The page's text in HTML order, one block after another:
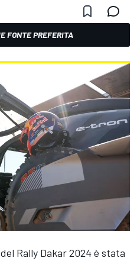
FONTE PREFERITA
Rally Dakar 2024 è stata